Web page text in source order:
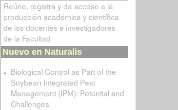
Reúne, registra y da acceso a la
producción académica y científica
de los docentes e investigadores
de la Facultad
Nuevo en Naturalis
Biological Control as Part of the
Soybean Integrated Pest
Management (IPM): Potential and
Challenges